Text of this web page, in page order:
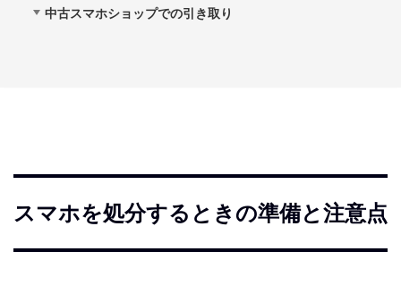
中古スマホショップでの引き取り
スマホを処分するときの準備と注意点